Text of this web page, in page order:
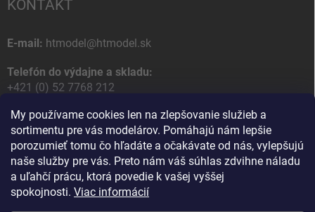
My používame cookies len na zlepšovanie služieb a
sortimentu pre vás modelárov. Pomáhajú nám lepšie
porozumieť tomu čo hľadáte a očakávate od nás, vylepšujú
naše služby pre vás. Preto nám váš súhlas zdvihne náladu
a uľahčí prácu, ktorá povedie k vašej vyššej
spokojnosti. Viac informácií
KONTAKT
E-mail: htmodel@htmodel.sk
Telefón do výdajne a skladu:
+421 (0) 52 7768 212
Poštová / Odberná adresa:
HT model
Na letisko 49
058 01 Poprad
Slovenská Republika